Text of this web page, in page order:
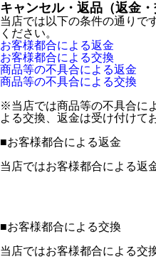
キャンセル・返品（返金
当店では以下の条件の通りで
ください。
お客様都合による返金
お客様都合による交換
商品等の不具合による返金
商品等の不具合による交換
※当店では商品等の不具合に
よる交換、返金は受け付けて
■お客様都合による返金
当店ではお客様都合による返
■お客様都合による交換
当店ではお客様都合による交